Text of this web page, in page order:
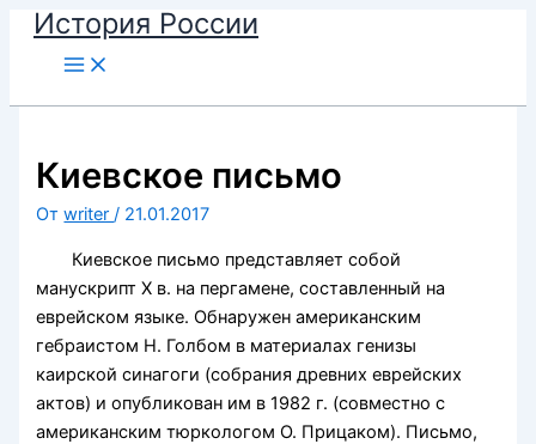
Перейти
История России
Киевское письмо
Отwriter/ 21.01.2017
Киевское письмо представляет собой
манускрипт X в. на пергамене, составленный на
еврейском языке. Обнаружен американским
гебраистом Н. Голбом в материалах генизы
каирской синагоги (собрания древних еврейских
актов) и опубликован им в 1982 г. (совместно с
американским тюркологом О. Прицаком). Письмо,